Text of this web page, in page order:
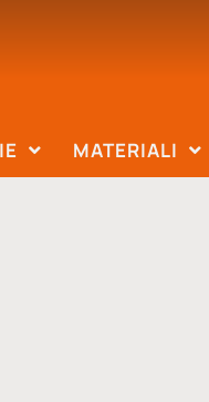
MATERIALI